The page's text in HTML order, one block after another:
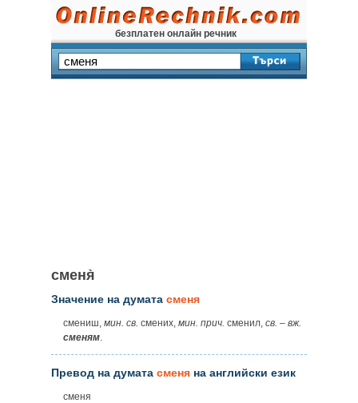
безплатен онлайн речник
сменя̀
Значение на думата сменя
смениш, мин. св. смених, мин. прич. сменил, св. – вж.
сменям.
Превод на думата сменя на английски език
сменя